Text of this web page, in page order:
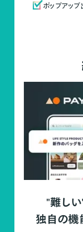
ポップアップ
"難し
独自の機